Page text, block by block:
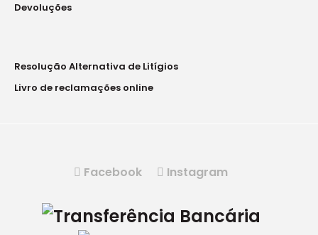
Devoluções
Resolução Alternativa de Litígios
Livro de reclamações online
Facebook Instagram